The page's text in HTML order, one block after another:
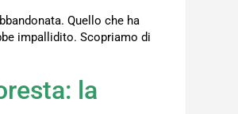
Quello che ha
impallidito. Scopriamo di
la